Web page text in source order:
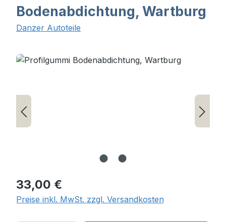
Bodenabdichtung, Wartburg
Danzer Autoteile
Bildergalerie überspringen
Regulärer Preis:
33,00 €
Preise inkl. MwSt. zzgl. Versandkosten